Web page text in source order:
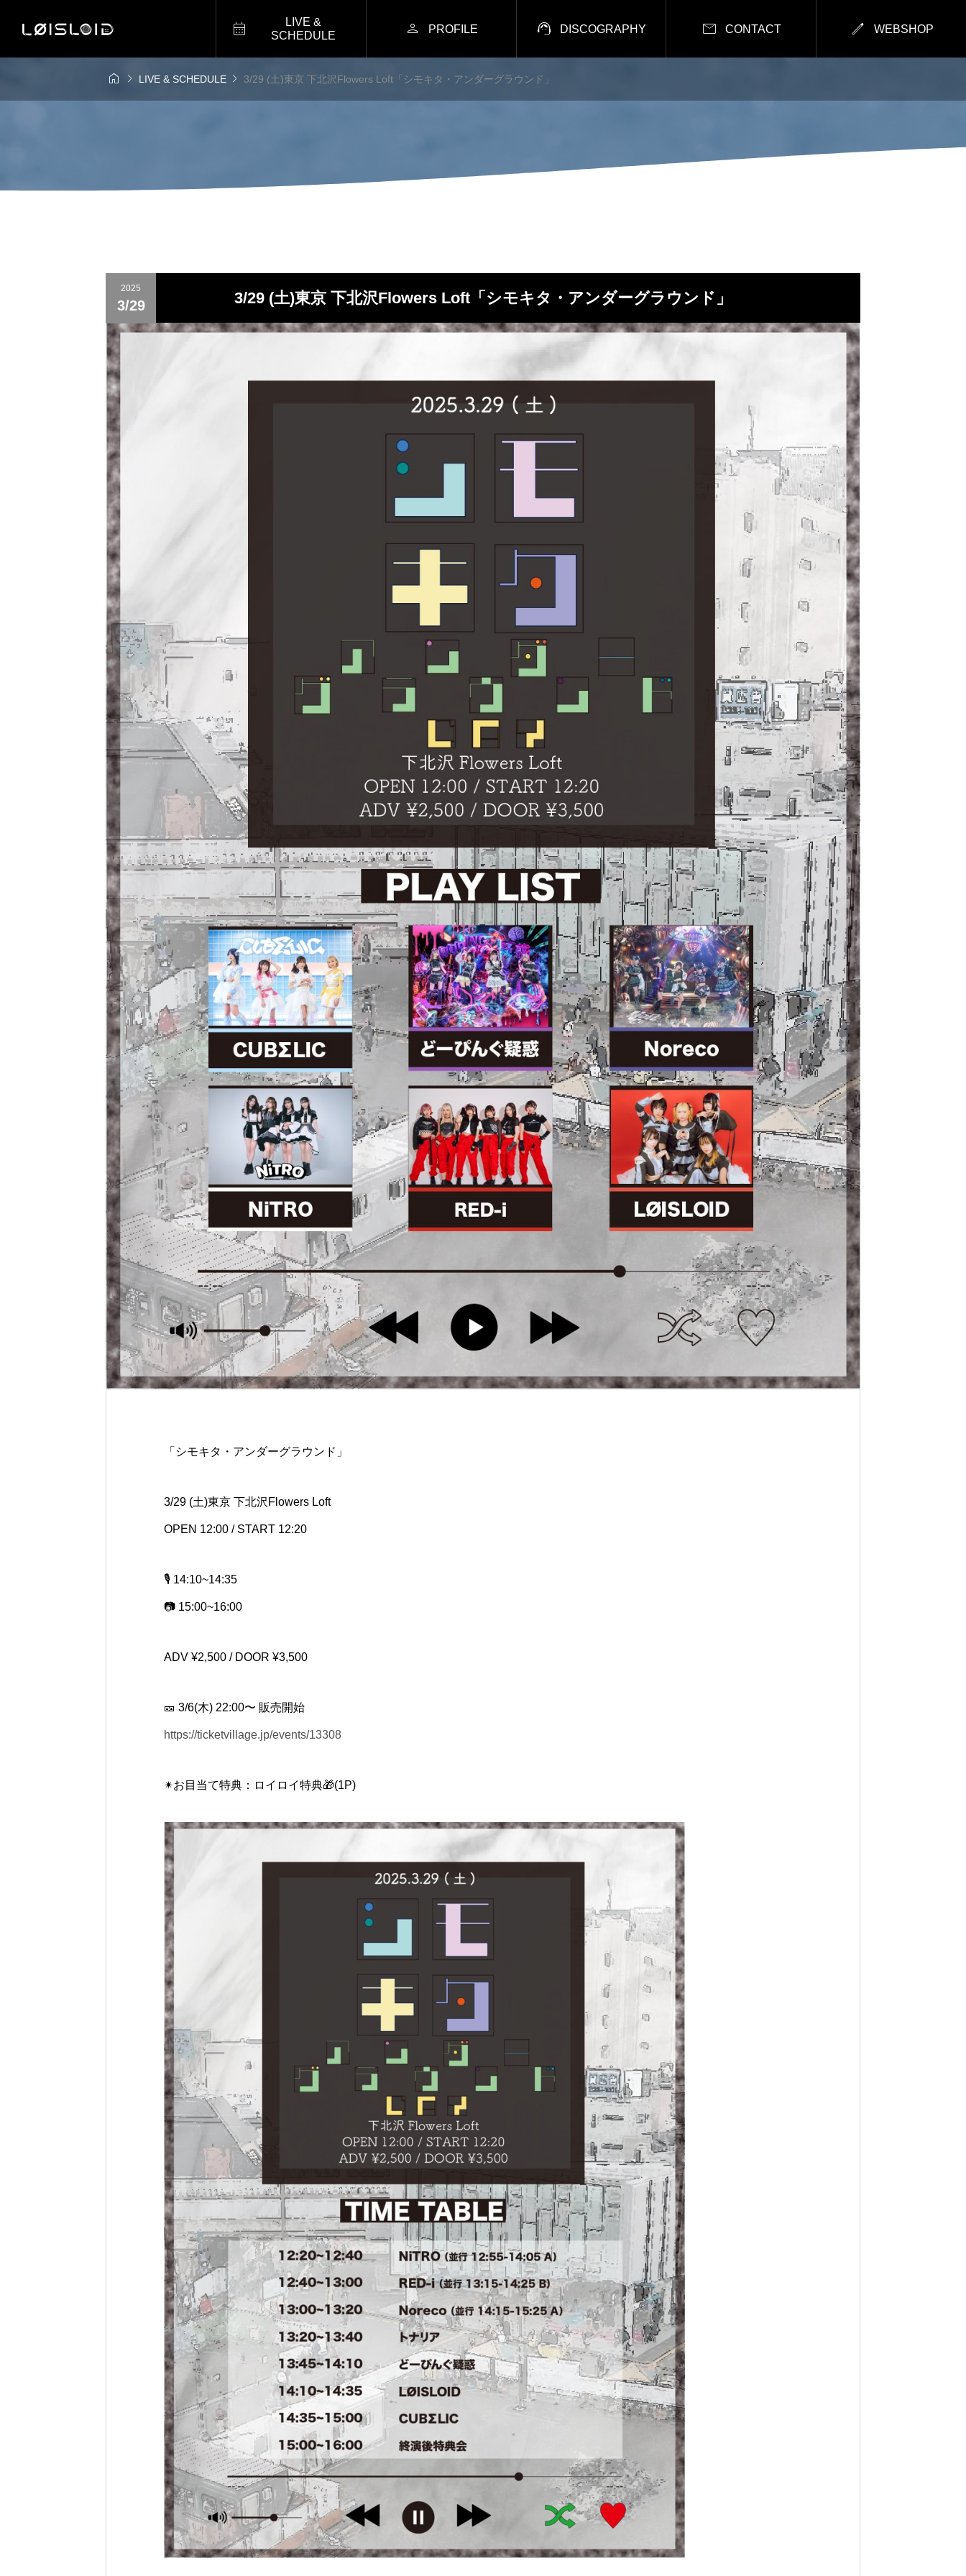

LIVE &
SCHEDULE
 PROFILE  DISCOGRAPHY  CONTACT  WEBSHOP
  LIVE & SCHEDULE  3/29 (土)東京 下北沢Flowers Loft「シモキタ・アンダーグラウンド」
2025
3/29 3/29 (土)東京 下北沢Flowers Loft「シモキタ・アンダーグラウンド」
「シモキタ・アンダーグラウンド」
3/29 (土)東京 下北沢Flowers Loft
OPEN 12:00 / START 12:20
🎙️ 14:10~14:35
📷 15:00~16:00
ADV ¥2,500 / DOOR ¥3,500
🎫 3/6(木) 22:00〜 販売開始
https://ticketvillage.jp/events/13308
✴︎お目当て特典：ロイロイ特典🎁(1P)